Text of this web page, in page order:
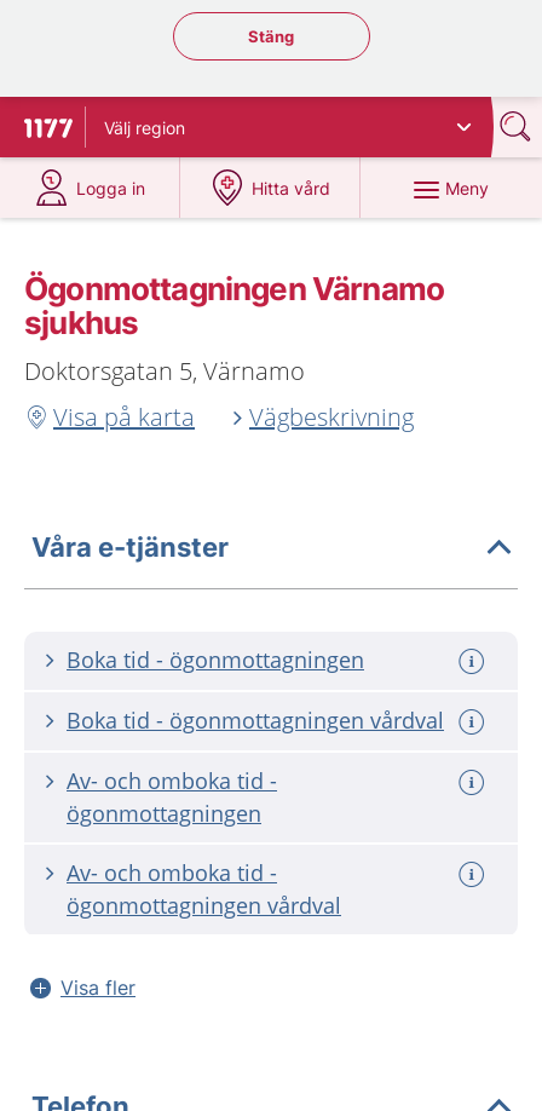
Stäng regionsväljaren
Stäng
Till startsidan för 1177
Välj region
Logga in
på 1177.se
Hitta vård
på 1177.se
Meny
Ögonmottagningen Värnamo
sjukhus
Doktorsgatan 5, Värnamo
Visa på karta
Vägbeskrivning
Våra e-tjänster
Boka tid - ögonmottagningen
Boka tid - ögonmottagningen vårdval
Av- och omboka tid -
ögonmottagningen
Av- och omboka tid -
ögonmottagningen vårdval
Visa fler